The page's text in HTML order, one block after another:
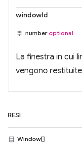
windowId
number optional
La finestra in cui
vengono
RESI
Window[]